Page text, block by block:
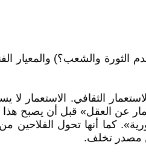
(هل يخدم الثورة والشعب؟)
الثقافي. الاستعمار
عن العقل» قبل أن يصبح هذا
كما أنها تحول
مصدر تخلف.